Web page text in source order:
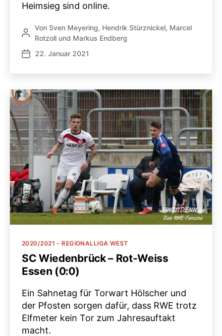
Heimsieg sind online.
Beitragsautor
Von Sven Meyering, Hendrik Stürznickel, Marcel
Rotzoll und Markus Endberg
Veröffentlichungsdatum
22. Januar 2021
Kategorien
2020/2021 - REGIONALLIGA WEST
SC Wiedenbrück – Rot-Weiss
Essen (0:0)
Ein Sahnetag für Torwart Hölscher und
der Pfosten sorgen dafür, dass RWE trotz
Elfmeter kein Tor zum Jahresauftakt
macht.